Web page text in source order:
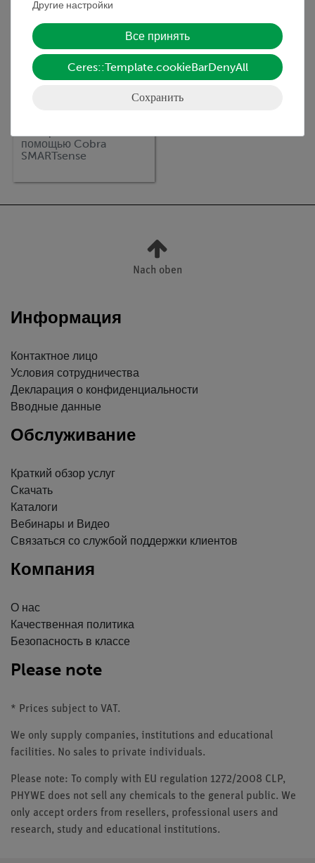
помощью Cobra
SMARTsense
Nach oben
Информация
Контактное лицо
Условия сотрудничества
Декларация о конфиденциальности
Вводные данные
Обслуживание
Краткий обзор услуг
Скачать
Каталоги
Вебинары и Видео
Связаться со службой поддержки клиентов
Компания
О нас
Качественная политика
Безопасность в классе
Please note
* Prices subject to VAT.
We only supply companies, institutions and educational
facilities. No sales to private individuals.
Please note: To comply with EU regulation 1272/2008 CLP,
PHYWE does not sell any chemicals to the general public. We
only accept orders from resellers, professional users and
research, study and educational institutions.
Другие настройки
Все принять
Ceres::Template.cookieBarDenyAll
Сохранить